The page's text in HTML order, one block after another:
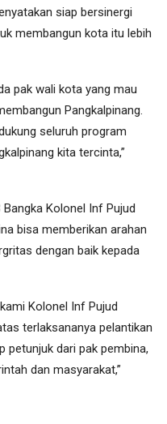
siap bersinergi
membangun kota itu lebih
pak wali kota yang mau
Pangkalpinang.
seluruh program
kita tercinta,”
Kolonel Inf Pujud
bisa memberikan arahan
dengan baik kepada
Kolonel Inf Pujud
terlaksananya pelantikan
petunjuk dari pak pembina,
dan masyarakat,”